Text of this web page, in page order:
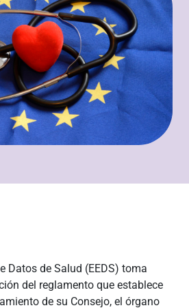
Datos de Salud (EEDS) toma
del reglamento que establece
de su Consejo, el órgano